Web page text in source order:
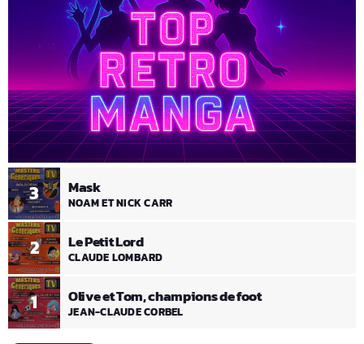
1 Olive et Tom, champions de foot
JEAN-CLAUDE CORBEL
2 Le Petit Lord
CLAUDE LOMBARD
3 Mask
NOAM ET NICK CARR